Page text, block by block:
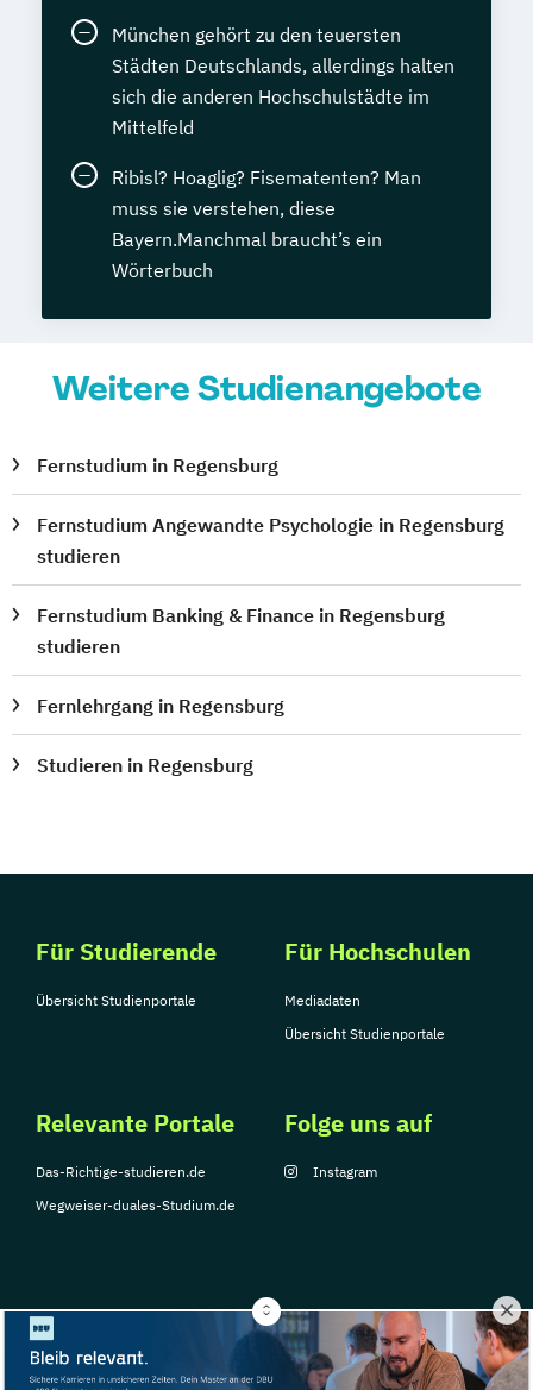
München gehört zu den teuersten
Städten Deutschlands, allerdings halten
sich die anderen Hochschulstädte im
Mittelfeld
Ribisl? Hoaglig? Fisematenten? Man
muss sie verstehen, diese
Bayern.Manchmal braucht’s ein
Wörterbuch
Weitere Studienangebote
Fernstudium in Regensburg
Fernstudium Angewandte Psychologie in Regensburg
studieren
Fernstudium Banking & Finance in Regensburg
studieren
Fernlehrgang in Regensburg
Studieren in Regensburg
Für Studierende
Übersicht Studienportale
Für Hochschulen
Mediadaten
Übersicht Studienportale
Relevante Portale
Das-Richtige-studieren.de
Wegweiser-duales-Studium.de
Folge uns auf
Instagram
© Copyright 2026, TarGroup Media GmbH